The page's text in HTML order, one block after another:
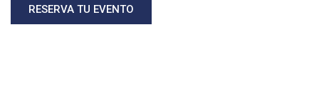
RESERVA TU EVENTO